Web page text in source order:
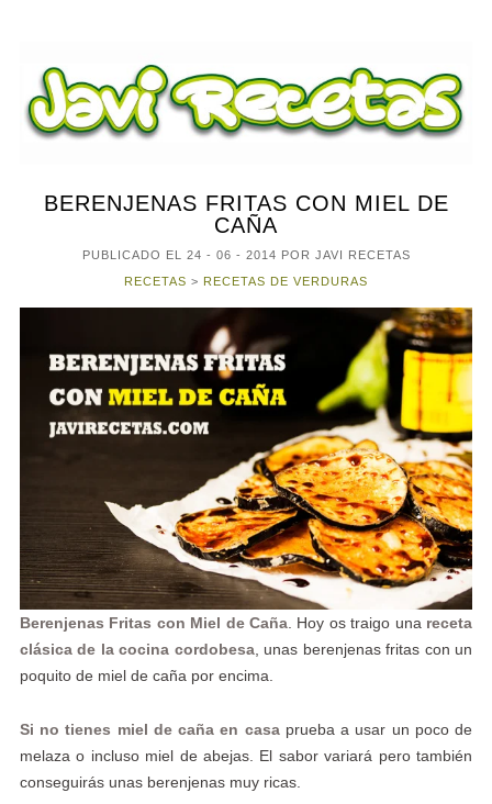
BERENJENAS FRITAS CON MIEL DE
CAÑA
PUBLICADO EL 24 - 06 - 2014 POR JAVI RECETAS
RECETAS > RECETAS DE VERDURAS
Berenjenas Fritas con Miel de Caña. Hoy os traigo una receta
clásica de la cocina cordobesa, unas berenjenas fritas con un
poquito de miel de caña por encima.
Si no tienes miel de caña en casaprueba a usar un poco de
melaza o incluso miel de abejas. El sabor variará pero también
conseguirás unas berenjenas muy ricas.